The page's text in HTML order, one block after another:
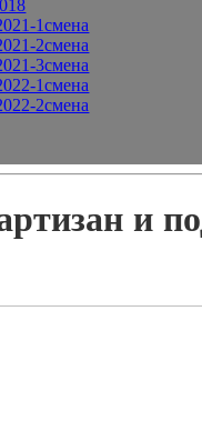
1смена
2смена
3смена
1смена
2смена
и